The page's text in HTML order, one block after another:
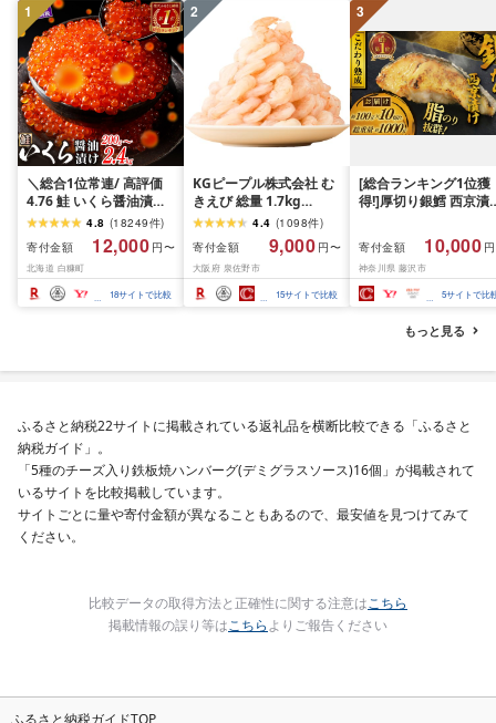
1
＼総合1位常連/ 高評価
4.76 鮭 いくら醤油漬け
ふるさと納税 いくら
200g / 400g / 800g /
1.6kg / 2.4kg 200g パッ
ク[選べる容量] 醤油漬け
海鮮 イクラ 小分け ふる
さと ランキング 人気 ギ
4.8 (18249件)
寄付金額
12,000 円〜
北海道 白糠町
18サイトで比較
2
KGピープル株式会社 む
きえび 総量 1.7kg
(850g×2P) 特大 5Lサイ
ズ バナメイエビ バラ凍
結 下処理不要 サイズ不
揃い 訳あり
4.4 (1098件)
寄付金額
9,000 円〜
大阪府 泉佐野市
15サイトで比較
3
[総合ランキング1位獲
得!]厚切り銀鱈 西京漬
約 1,000g (約 100g ×
切) 西京味噌 西京みそ
噌漬け みそ 味噌 鮮魚
介 銀だら 銀ダラ ギン
ラ ぎんだら 鱈 タラ 魚
西京焼き 西京漬 西京
き 冷凍 厳選 鮮魚 漬け
礼品 おかず おつまみ
南 藤沢
寄付金額 10,000
神奈川県 藤沢市
5サイトで比
もっと見る
ふるさと納税22サイトに掲載されている返礼品を横断比較できる「ふるさと
納税ガイド」。
「5種のチーズ入り鉄板焼ハンバーグ(デミグラスソース)16個」が掲載されて
いるサイトを比較掲載しています。
サイトごとに量や寄付金額が異なることもあるので、最安値を見つけてみて
ください。
比較データの取得方法と正確性に関する注意はこちら
掲載情報の誤り等はこちらよりご報告ください
ふるさと納税ガイドTOP